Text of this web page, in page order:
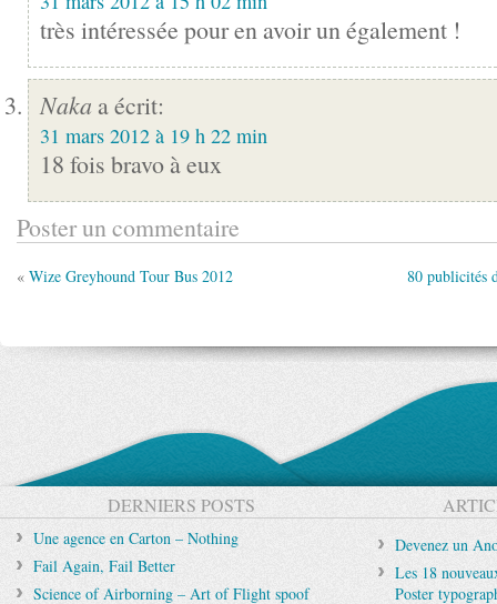
très intéressée pour en avoir un également !
Naka a écrit:
31 mars 2012 à 19 h 22 min
18 fois bravo à eux
Poster un commentaire
« Wize Greyhound Tour Bus 2012 80 publicités
DERNIERS POSTS
Une agence en Carton – Nothing
Fail Again, Fail Better
Science of Airborning – Art of Flight spoof
Devenez un
Les 18
Poster